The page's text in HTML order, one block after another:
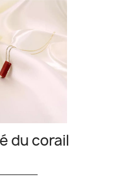
du corail